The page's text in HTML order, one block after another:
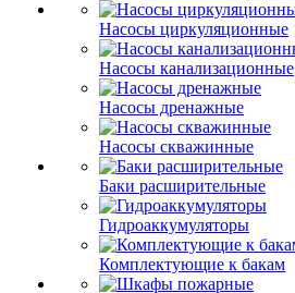
Насосы циркуляционные
Насосы канализационные
Насосы дренажные
Насосы скважинные
Баки расширительные
Гидроаккумуляторы
Комплектующие к бакам